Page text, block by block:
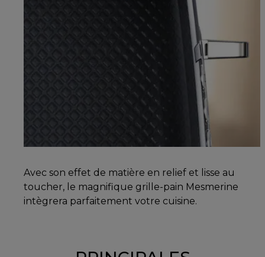
Avec son effet de matière en relief et lisse au
toucher, le magnifique grille-pain Mesmerine
intègrera parfaitement votre cuisine.